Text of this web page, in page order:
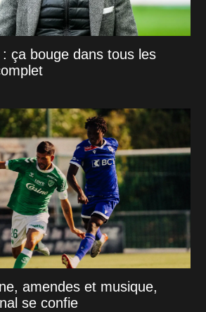
ça bouge dans tous les
amendes et musique,
se confie